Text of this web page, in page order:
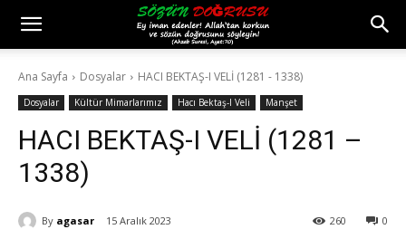
Ana Sayfa Dosyalar HACI BEKTAŞ-I VELİ (1281 - 1338)
Dosyalar Kültür Mimarlarımız Hacı Bektaş-I Veli Manşet
HACI BEKTAŞ-I VELİ (1281 –
1338)
By agasar 15 Aralık 2023 0
260